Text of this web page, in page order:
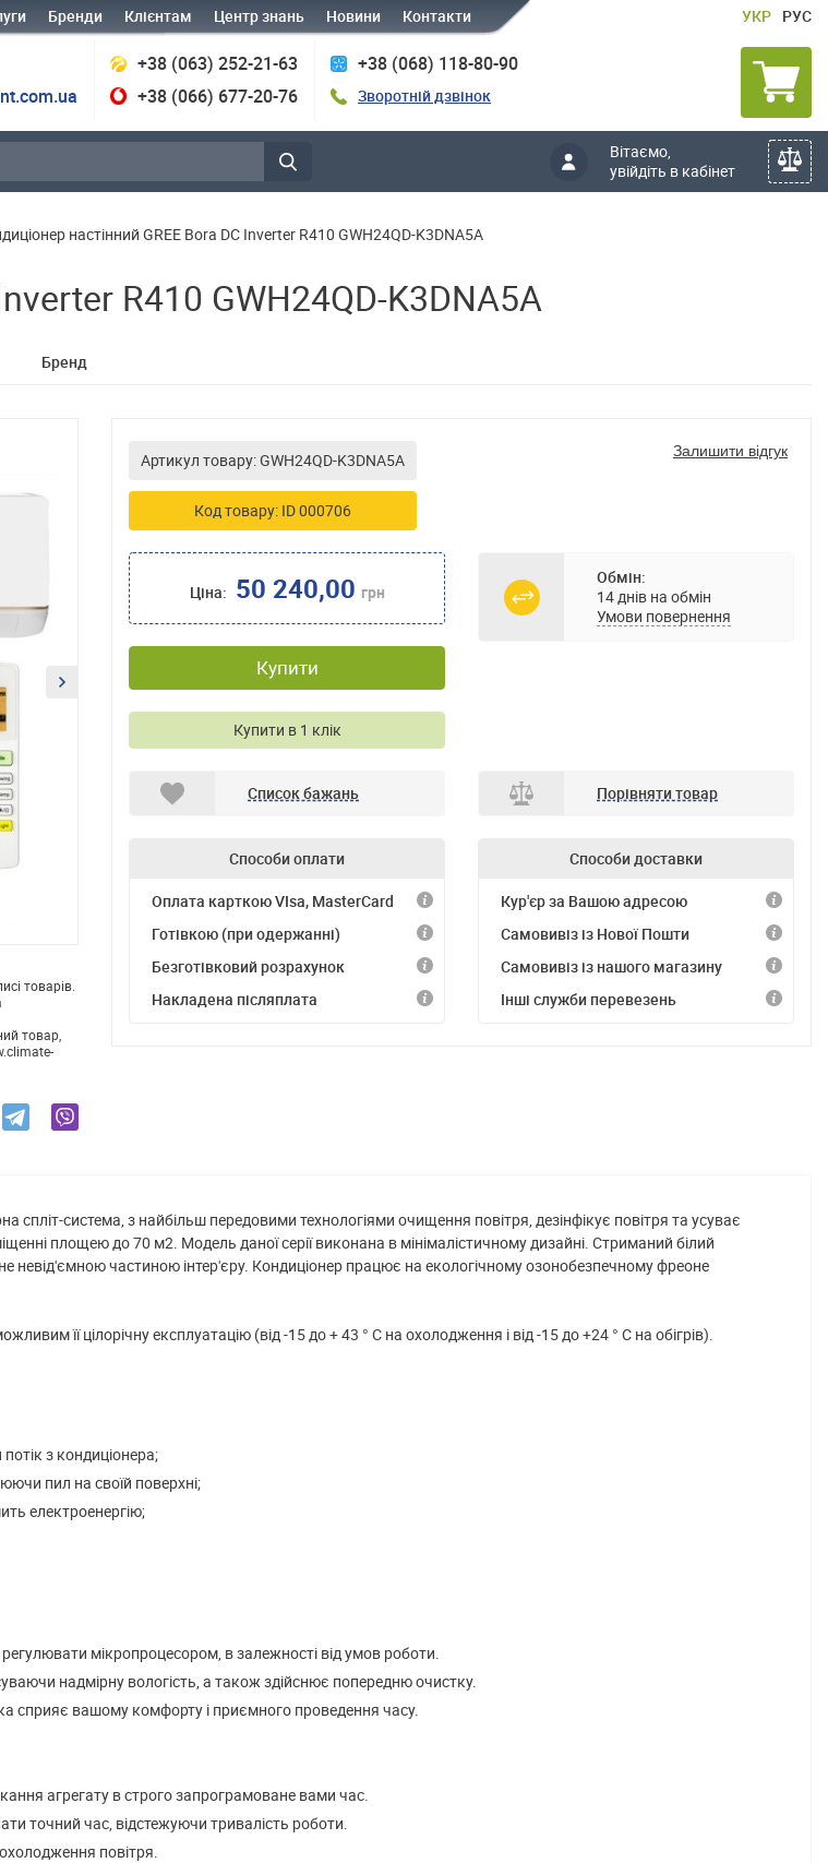
Бренди Клієнтам Центр знань Новини Контакти УКР РУС
+38 (063) 252-21-63
+38 (066) 677-20-76
+38 (068) 118-80-90
Зворотній дзвінок
Вітаємо,
увійдіть в кабінет
настінний GREE Bora DC Inverter R410 GWH24QD-K3DNA5A
R410 GWH24QD-K3DNA5A
Бренд
товарів.
товар,
Артикул товару: GWH24QD-K3DNA5A
Код товару: ID 000706
Залишити відгук
Ціна: 50 240,00 грн
Купити
Купити в 1 клік
Обмін:
14 днів на обмін
Умови повернення
Список бажань Порівняти товар
Способи оплати
Оплата карткою VIsa, MasterCard
Готівкою (при одержанні)
Безготівковий розрахунок
Накладена післяплата
Способи доставки
Кур'єр за Вашою адресою
Самовивіз із Нової Пошти
Самовивіз із нашого магазину
Інші служби перевезень
спліт-система, з найбільш передовими технологіями очищення повітря, дезінфікує повітря та усуває
площею до 70 м2. Модель даної серії виконана в мінімалістичному дизайні. Стриманий білий
невід'ємною частиною інтер'єру. Кондиціонер працює на екологічному озонобезпечному фреоне
її цілорічну експлуатацію (від -15 до + 43 ° С на охолодження і від -15 до +24 ° С на обігрів).
з кондиціонера;
пил на своїй поверхні;
електроенергію;
мікропроцесором, в залежності від умов роботи.
надмірну вологість, а також здійснює попередню очистку.
сприяє вашому комфорту і приємного проведення часу.
агрегату в строго запрограмоване вами час.
точний час, відстежуючи тривалість роботи.
повітря.